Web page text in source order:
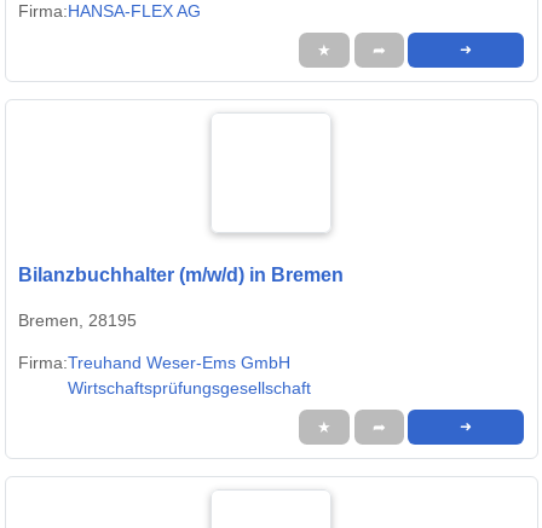
Firma:HANSA-FLEX AG
★ ➦ ➜
Bilanzbuchhalter (m/w/d) in Bremen
Bremen, 28195
Firma:Treuhand Weser-Ems GmbH
Wirtschaftsprüfungsgesellschaft
★ ➦ ➜